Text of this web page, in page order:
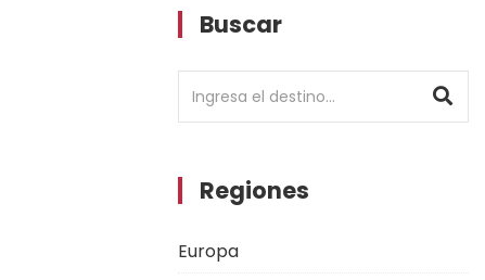
Buscar
Regiones
Europa